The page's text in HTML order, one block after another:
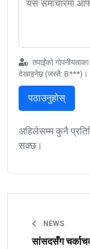
तपाईंको
देखाइनेछ (जस्तै: B***)।
पठाउनुहोस्
अहिलेसम्म कुनै
सक्छ।
NEWS
सांसदसँग